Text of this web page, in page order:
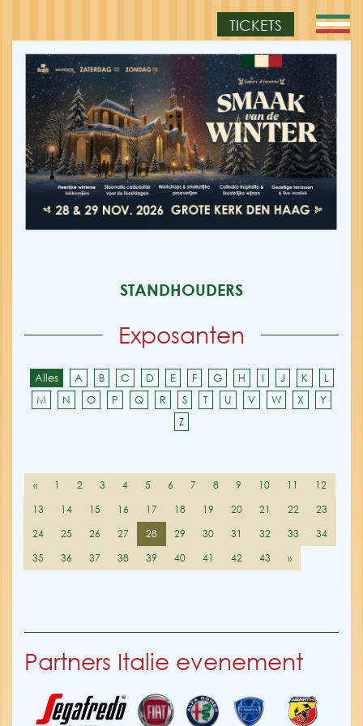
TICKETS
STANDHOUDERS
Exposanten
Alles A B C D E F G H I J K
L
M
N O P Q R S T U V W X
Y
Z
« 1 2 3 4 5 6 7 8 9 10 11
12
13
14 15 16 17 18 19 20 21 22
23
24
25 26 27 28 29 30 31 32 33
34
35
36 37 38 39 40 41 42 43 »
Partners Italie evenement